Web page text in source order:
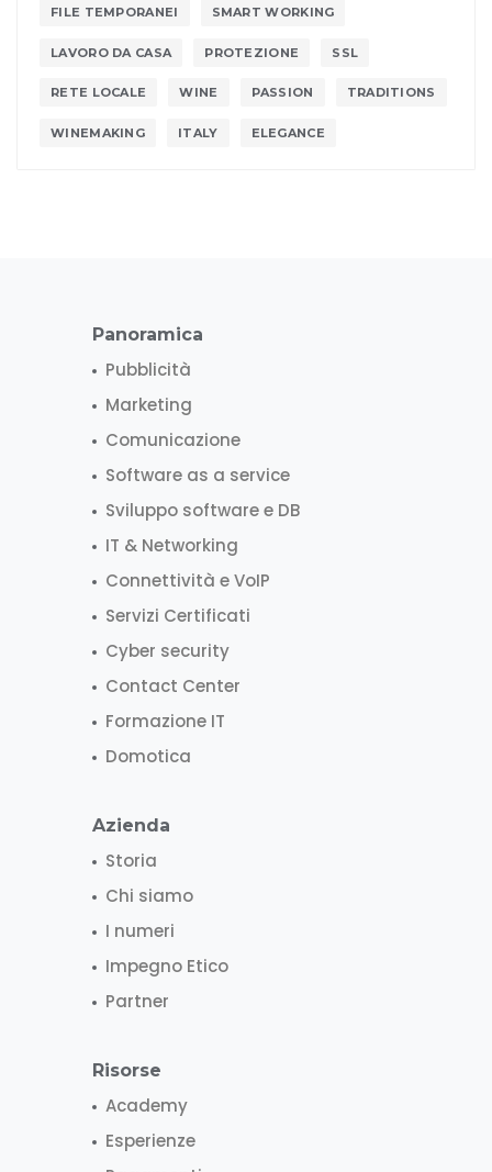
FILE TEMPORANEI SMART WORKING
LAVORO DA CASA PROTEZIONE SSL
RETE LOCALE WINE PASSION TRADITIONS
WINEMAKING ITALY ELEGANCE
Panoramica
Pubblicità
Marketing
Comunicazione
Software as a service
Sviluppo software e DB
IT & Networking
Connettività e VoIP
Servizi Certificati
Cyber security
Contact Center
Formazione IT
Domotica
Azienda
Storia
Chi siamo
I numeri
Impegno Etico
Partner
Risorse
Academy
Esperienze